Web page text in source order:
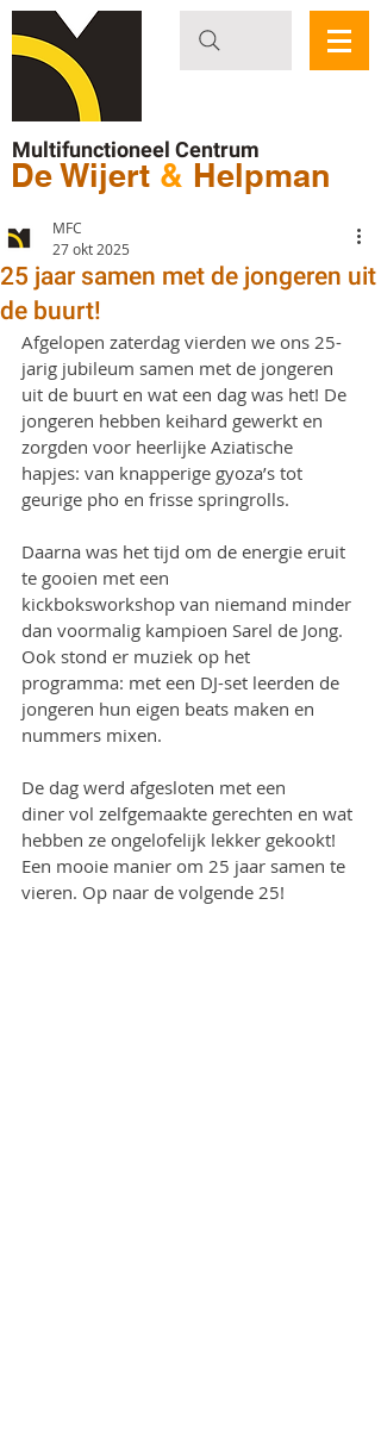
Multifunctioneel Centrum
De Wijert & Helpman
25 jaar samen met de jongeren uit
de buurt!
MFC
27 okt 2025
Afgelopen zaterdag vierden we ons 25-
jarig jubileum samen met de jongeren
uit de buurt en wat een dag was het! De
jongeren hebben keihard gewerkt en
zorgden voor heerlijke Aziatische
hapjes: van knapperige gyoza’s tot
geurige pho en frisse springrolls.
Daarna was het tijd om de energie eruit
te gooien met een
kickboksworkshop van niemand minder
dan voormalig kampioen Sarel de Jong.
Ook stond er muziek op het
programma: met een DJ-set leerden de
jongeren hun eigen beats maken en
nummers mixen.
De dag werd afgesloten met een
diner vol zelfgemaakte gerechten en wat
hebben ze ongelofelijk lekker gekookt!
Een mooie manier om 25 jaar samen te
vieren. Op naar de volgende 25!